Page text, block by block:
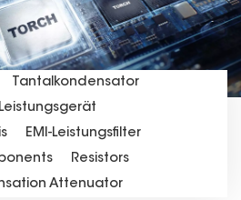
Tantalkondensator
Leistungsgerät
EMI-Leistungsfilter
Resistors
Attenuator